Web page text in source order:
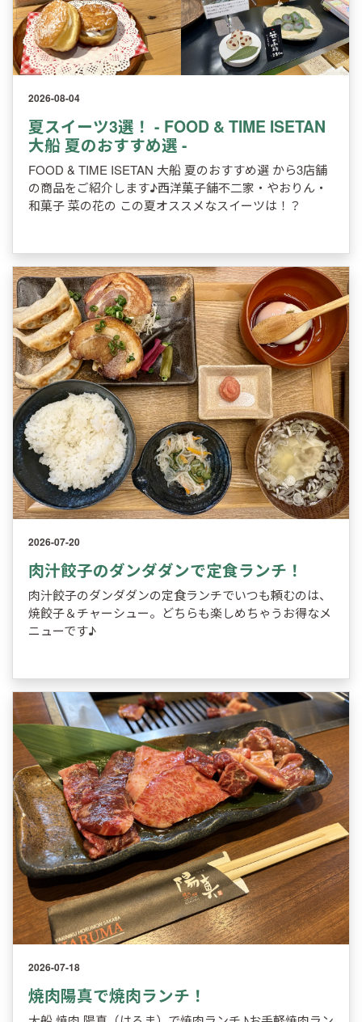
2026-08-04
夏スイーツ3選！ - FOOD & TIME ISETAN
大船 夏のおすすめ選 -
FOOD & TIME ISETAN 大船 夏のおすすめ選 から3店舗
の商品をご紹介します♪西洋菓子舗不二家・やおりん・
和菓子 菜の花の この夏オススメなスイーツは！？
2026-07-20
肉汁餃子のダンダダンで定食ランチ！
肉汁餃子のダンダダンの定食ランチでいつも頼むのは、
焼餃子＆チャーシュー。どちらも楽しめちゃうお得なメ
ニューです♪
2026-07-18
焼肉陽真で焼肉ランチ！